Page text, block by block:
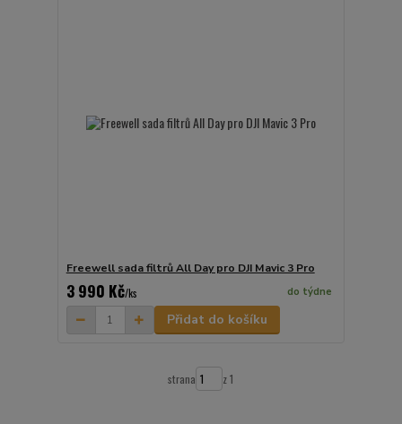
Freewell sada filtrů All Day pro DJI Mavic 3 Pro
3 990 Kč/ks do týdne
Přidat do košíku
strana z 1